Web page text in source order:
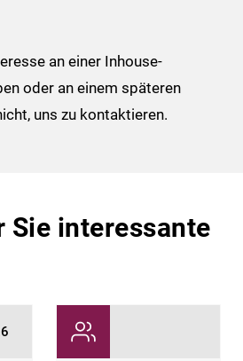
an einer Inhouse-
oder an einem späteren
uns zu kontaktieren.
Sie interessante